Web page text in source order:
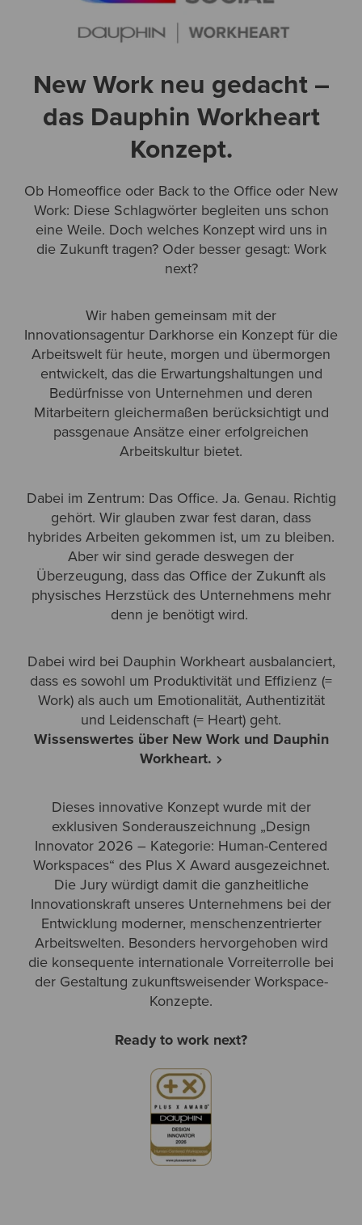
New Work neu gedacht –
das Dauphin Workheart
Konzept.
Ob Homeoffice oder Back to the Office oder New
Work: Diese Schlagwörter begleiten uns schon
eine Weile. Doch welches Konzept wird uns in
die Zukunft tragen? Oder besser gesagt: Work
next?
Wir haben gemeinsam mit der
Innovationsagentur Darkhorse ein Konzept für die
Arbeitswelt für heute, morgen und übermorgen
entwickelt, das die Erwartungshaltungen und
Bedürfnisse von Unternehmen und deren
Mitarbeitern gleichermaßen berücksichtigt und
passgenaue Ansätze einer erfolgreichen
Arbeitskultur bietet.
Dabei im Zentrum: Das Office. Ja. Genau. Richtig
gehört. Wir glauben zwar fest daran, dass
hybrides Arbeiten gekommen ist, um zu bleiben.
Aber wir sind gerade deswegen der
Überzeugung, dass das Office der Zukunft als
physisches Herzstück des Unternehmens mehr
denn je benötigt wird.
Dabei wird bei Dauphin Workheart ausbalanciert,
dass es sowohl um Produktivität und Effizienz (=
Work) als auch um Emotionalität,Authentizität
und Leidenschaft (= Heart) geht.
Wissenswertes über New Work und Dauphin
Workheart.
Dieses innovative Konzept wurde mit der
exklusiven Sonderauszeichnung „Design
Innovator 2026 – Kategorie: Human-Centered
Workspaces“ des Plus X Award ausgezeichnet.
Die Jury würdigt damit die ganzheitliche
Innovationskraft unseres Unternehmens bei der
Entwicklung moderner, menschenzentrierter
Arbeitswelten. Besonders hervorgehoben wird
die konsequente internationale Vorreiterrolle bei
der Gestaltung zukunftsweisender Workspace-
Konzepte.
Ready to work next?